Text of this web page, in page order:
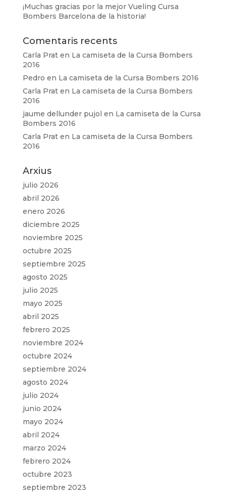
¡Muchas gracias por la mejor Vueling Cursa
Bombers Barcelona de la historia!
Comentaris recents
Carla Praten La camiseta de la Cursa Bombers
2016
Pedro en La camiseta de la Cursa Bombers 2016
Carla Praten La camiseta de la Cursa Bombers
2016
jaume dellunder pujol en La camiseta de la Cursa
Bombers 2016
Carla Praten La camiseta de la Cursa Bombers
2016
Arxius
julio 2026
abril 2026
enero 2026
diciembre 2025
noviembre 2025
octubre 2025
septiembre 2025
agosto 2025
julio 2025
mayo 2025
abril 2025
febrero 2025
noviembre 2024
octubre 2024
septiembre 2024
agosto 2024
julio 2024
junio 2024
mayo 2024
abril 2024
marzo 2024
febrero 2024
octubre 2023
septiembre 2023